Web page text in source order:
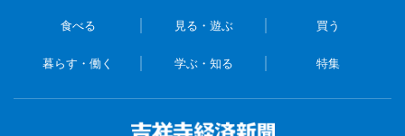
食べる 見る・遊ぶ 買う
暮らす・働く 学ぶ・知る 特集